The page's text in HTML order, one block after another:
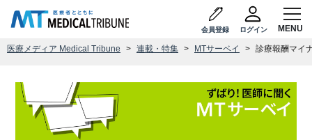
会員登録 ログイン
医療メディア Medical Tribune 連載・特集 MTサーベイ 診療報酬マイ